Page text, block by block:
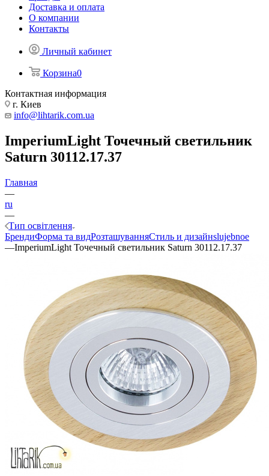
Доставка и оплата
О компании
Контакты
Личный кабинет
Корзина0
Контактная информация
г. Киев
info@lihtarik.com.ua
ImperiumLight Точечный светильник
Saturn 30112.17.37
Главная
—
ru
—
Тип освітлення
БрендиФорма та видРозташуванняСтиль и дизайнslujebnoe
—ImperiumLight Точечный светильник Saturn 30112.17.37